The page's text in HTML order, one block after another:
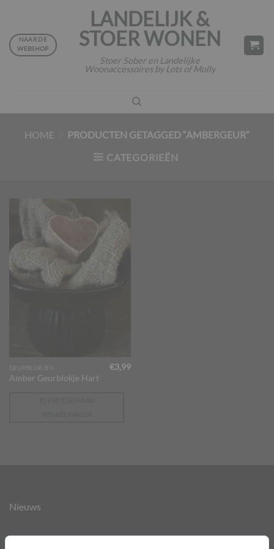
inhoud
LANDELIJK &
STOER WONEN
Stoer Sober en Landelijke
Woonaccessoires by Lots of Molly
NAAR DE
WEBSHOP
HOME
PRODUCTEN GETAGGED “AMBERGEUR”
CATEGORIEËN
GEURBLOKJES
Amber Geurblokje Hart
€3,99
Nieuws